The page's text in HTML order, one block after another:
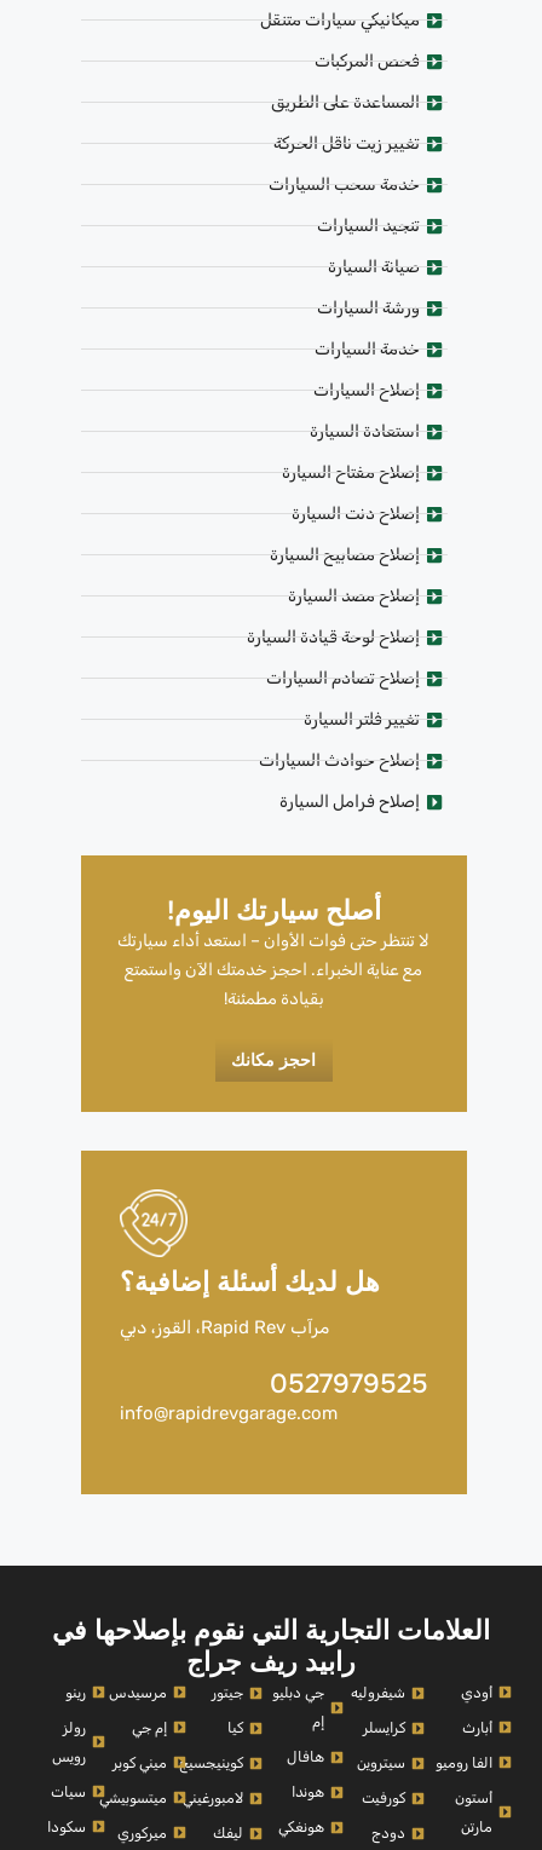
ميكانيكي سيارات متنقل
فحص المركبات
المساعدة على الطريق
تغيير زيت ناقل الحركة
خدمة سحب السيارات
تنجيد السيارات
صيانة السيارة
ورشة السيارات
خدمة السيارات
إصلاح السيارات
استعادة السيارة
إصلاح مفتاح السيارة
إصلاح دنت السيارة
إصلاح مصابيح السيارة
إصلاح مصد السيارة
إصلاح لوحة قيادة السيارة
إصلاح تصادم السيارات
تغيير فلتر السيارة
إصلاح حوادث السيارات
إصلاح فرامل السيارة
أصلح سيارتك اليوم!
لا تنتظر حتى فوات الأوان – استعد أداء سيارتك
مع عناية الخبراء. احجز خدمتك الآن واستمتع
بقيادة مطمئنة!
احجز مكانك
هل لديك أسئلة إضافية؟
مرآب Rapid Rev، القوز، دبي
0527979525
info@rapidrevgarage.com
العلامات التجارية التي نقوم بإصلاحها في
رابيد ريف جراج
أودي
أبارث
الفا روميو
أستون
مارتن
شيفروليه
كرايسلر
سيتروين
كورفيت
دودج
جي دبليو
إم
هافال
هوندا
هونغكي
جيتور
كيا
كوينيجسيج
لامبورغيني
ليفك
مرسيدس
إم جي
ميني كوبر
ميتسوبيشي
ميركوري
رينو
رولز
رويس
سيات
سكودا